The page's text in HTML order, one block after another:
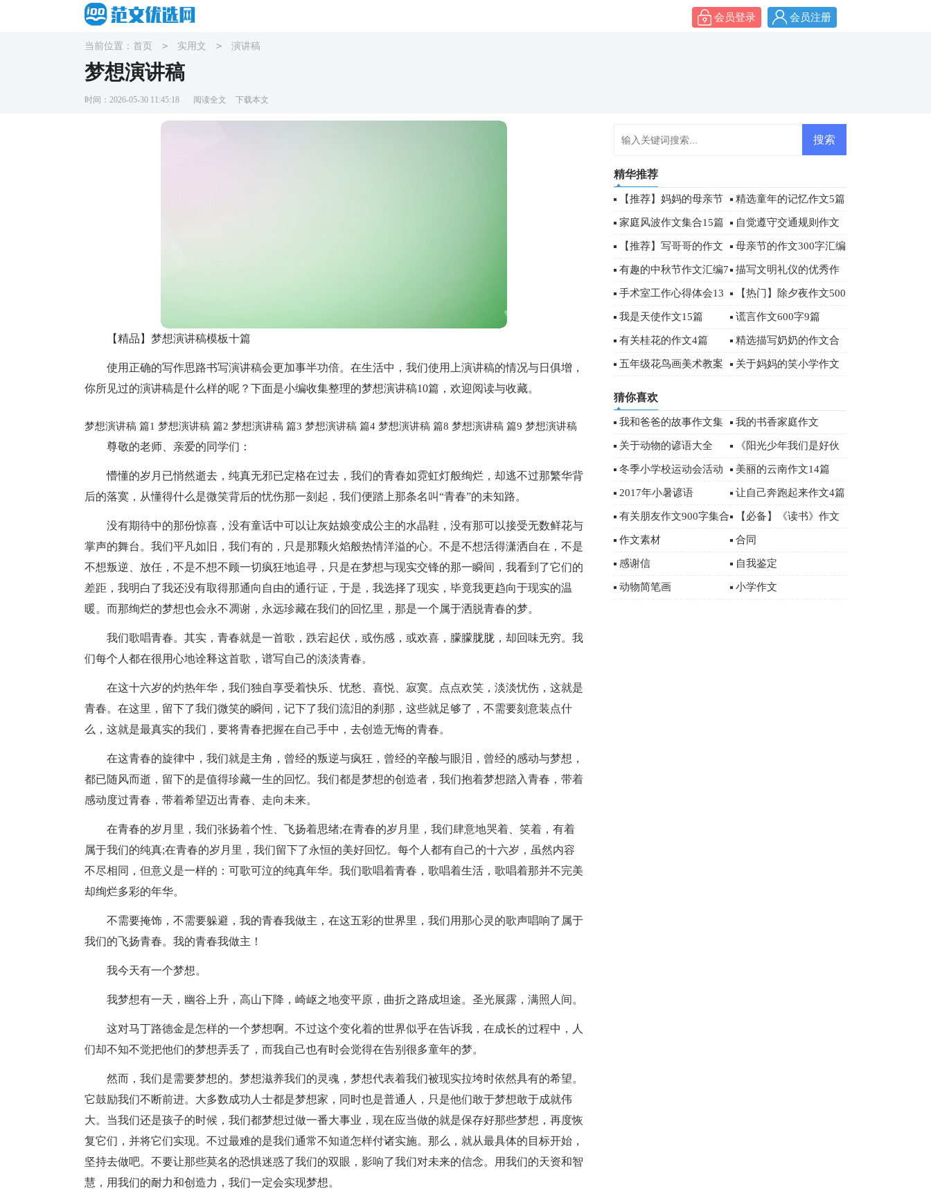
会员登录 会员注册
当前位置： 首页 > 实用文 > 演讲稿
梦想演讲稿
时间：2026-05-30 11:45:18 阅读全文 下载本文
【精品】梦想演讲稿模板十篇
使用正确的写作思路书写演讲稿会更加事半功倍。在生活中，我们使用上演讲稿的情况与日俱增，
你所见过的演讲稿是什么样的呢？下面是小编收集整理的梦想演讲稿10篇，欢迎阅读与收藏。
梦想演讲稿 篇1
尊敬的老师、亲爱的同学们：
懵懂的岁月已悄然逝去，纯真无邪已定格在过去，我们的青春如霓虹灯般绚烂，却逃不过那繁华背
后的落寞，从懂得什么是微笑背后的忧伤那一刻起，我们便踏上那条名叫“青春”的未知路。
没有期待中的那份惊喜，没有童话中可以让灰姑娘变成公主的水晶鞋，没有那可以接受无数鲜花与
掌声的舞台。我们平凡如旧，我们有的，只是那颗火焰般热情洋溢的心。不是不想活得潇洒自在，不是
不想叛逆、放任，不是不想不顾一切疯狂地追寻，只是在梦想与现实交锋的那一瞬间，我看到了它们的
差距，我明白了我还没有取得那通向自由的通行证，于是，我选择了现实，毕竟我更趋向于现实的温
暖。而那绚烂的梦想也会永不凋谢，永远珍藏在我们的回忆里，那是一个属于洒脱青春的梦。
我们歌唱青春。其实，青春就是一首歌，跌宕起伏，或伤感，或欢喜，朦朦胧胧，却回味无穷。我
们每个人都在很用心地诠释这首歌，谱写自己的淡淡青春。
在这十六岁的灼热年华，我们独自享受着快乐、忧愁、喜悦、寂寞。点点欢笑，淡淡忧伤，这就是
青春。在这里，留下了我们微笑的瞬间，记下了我们流泪的刹那，这些就足够了，不需要刻意装点什
么，这就是最真实的我们，要将青春把握在自己手中，去创造无悔的青春。
在这青春的旋律中，我们就是主角，曾经的叛逆与疯狂，曾经的辛酸与眼泪，曾经的感动与梦想，
都已随风而逝，留下的是值得珍藏一生的回忆。我们都是梦想的创造者，我们抱着梦想踏入青春，带着
感动度过青春，带着希望迈出青春、走向未来。
在青春的岁月里，我们张扬着个性、飞扬着思绪;在青春的岁月里，我们肆意地哭着、笑着，有着
属于我们的纯真;在青春的岁月里，我们留下了永恒的美好回忆。每个人都有自己的十六岁，虽然内容
不尽相同，但意义是一样的：可歌可泣的纯真年华。我们歌唱着青春，歌唱着生活，歌唱着那并不完美
却绚烂多彩的年华。
不需要掩饰，不需要躲避，我的青春我做主，在这五彩的世界里，我们用那心灵的歌声唱响了属于
我们的飞扬青春。我的青春我做主！
梦想演讲稿 篇2
我今天有一个梦想。
我梦想有一天，幽谷上升，高山下降，崎岖之地变平原，曲折之路成坦途。圣光展露，满照人间。
这对马丁路德金是怎样的一个梦想啊。不过这个变化着的世界似乎在告诉我，在成长的过程中，人
们却不知不觉把他们的梦想弄丢了，而我自己也有时会觉得在告别很多童年的梦。
然而，我们是需要梦想的。梦想滋养我们的灵魂，梦想代表着我们被现实拉垮时依然具有的希望。
它鼓励我们不断前进。大多数成功人士都是梦想家，同时也是普通人，只是他们敢于梦想敢于成就伟
大。当我们还是孩子的时候，我们都梦想过做一番大事业，现在应当做的就是保存好那些梦想，再度恢
复它们，并将它们实现。不过最难的是我们通常不知道怎样付诸实施。那么，就从最具体的目标开始，
坚持去做吧。不要让那些莫名的恐惧迷惑了我们的双眼，影响了我们对未来的信念。用我们的天资和智
慧，用我们的耐力和创造力，我们一定会实现梦想。
梦想演讲稿 篇3 梦想演讲稿 篇4 梦想演讲稿 篇8 梦想演讲稿 篇9 梦想演讲稿
精华推荐
【推荐】妈妈的母亲节
作文汇编六篇
精选童年的记忆作文5篇
家庭风波作文集合15篇 自觉遵守交通规则作文
600字
【推荐】写哥哥的作文
300字合集5篇
母亲节的作文300字汇编
五篇
有趣的中秋节作文汇编7
篇
描写文明礼仪的优秀作
文（精选34篇）
手术室工作心得体会13
篇
【热门】除夕夜作文500
字合集6篇
我是天使作文15篇 谎言作文600字9篇
有关桂花的作文4篇 精选描写奶奶的作文合
集五篇
五年级花鸟画美术教案 关于妈妈的笑小学作文
猜你喜欢
我和爸爸的故事作文集
锦15篇
我的书香家庭作文
关于动物的谚语大全 《阳光少年我们是好伙
伴》优秀作文
冬季小学校运动会活动
总结范文（通用5篇）
美丽的云南作文14篇
2017年小暑谚语 让自己奔跑起来作文4篇
有关朋友作文900字集合
五篇
【必备】《读书》作文
500字汇编五篇
作文素材 合同
感谢信 自我鉴定
动物简笔画 小学作文